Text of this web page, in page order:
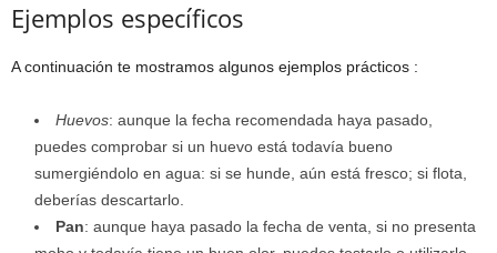
Ejemplos específicos
A continuación te mostramos algunos ejemplos prácticos :
Huevos: aunque la fecha recomendada haya pasado,
puedes comprobar si un huevo está todavía bueno
sumergiéndolo en agua: si se hunde, aún está fresco; si flota,
deberías descartarlo.
Pan: aunque haya pasado la fecha de venta, si no presenta